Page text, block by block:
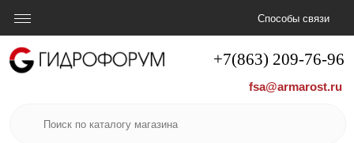
+7(863) 209-76-96
fsa@armarost.ru
Способы связи